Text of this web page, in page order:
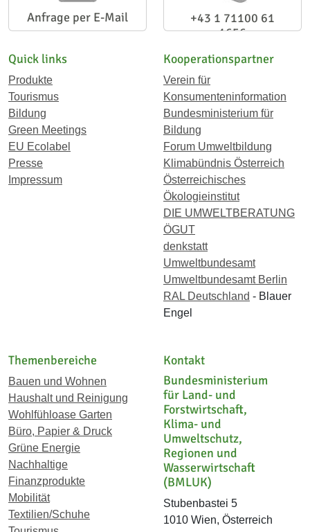
Anfrage per E-Mail
+43 1 71100 61
1656
Quick links
Produkte
Tourismus
Bildung
Green Meetings
EU Ecolabel
Presse
Impressum
Kooperationspartner
Verein für
Konsumenteninformation
Bundesministerium für
Bildung
Forum Umweltbildung
Klimabündnis Österreich
Österreichisches
Ökologieinstitut
DIE UMWELTBERATUNG
ÖGUT
denkstatt
Umweltbundesamt
Umweltbundesamt Berlin
RAL Deutschland - Blauer
Engel
Themenbereiche
Bauen und Wohnen
Haushalt und Reinigung
Wohlfühloase Garten
Büro, Papier & Druck
Grüne Energie
Nachhaltige
Finanzprodukte
Mobilität
Textilien/Schuhe
Kontakt
Bundesministerium
für Land- und
Forstwirtschaft,
Klima- und
Umweltschutz,
Regionen und
Wasserwirtschaft
(BMLUK)
Stubenbastei 5
1010 Wien, Österreich